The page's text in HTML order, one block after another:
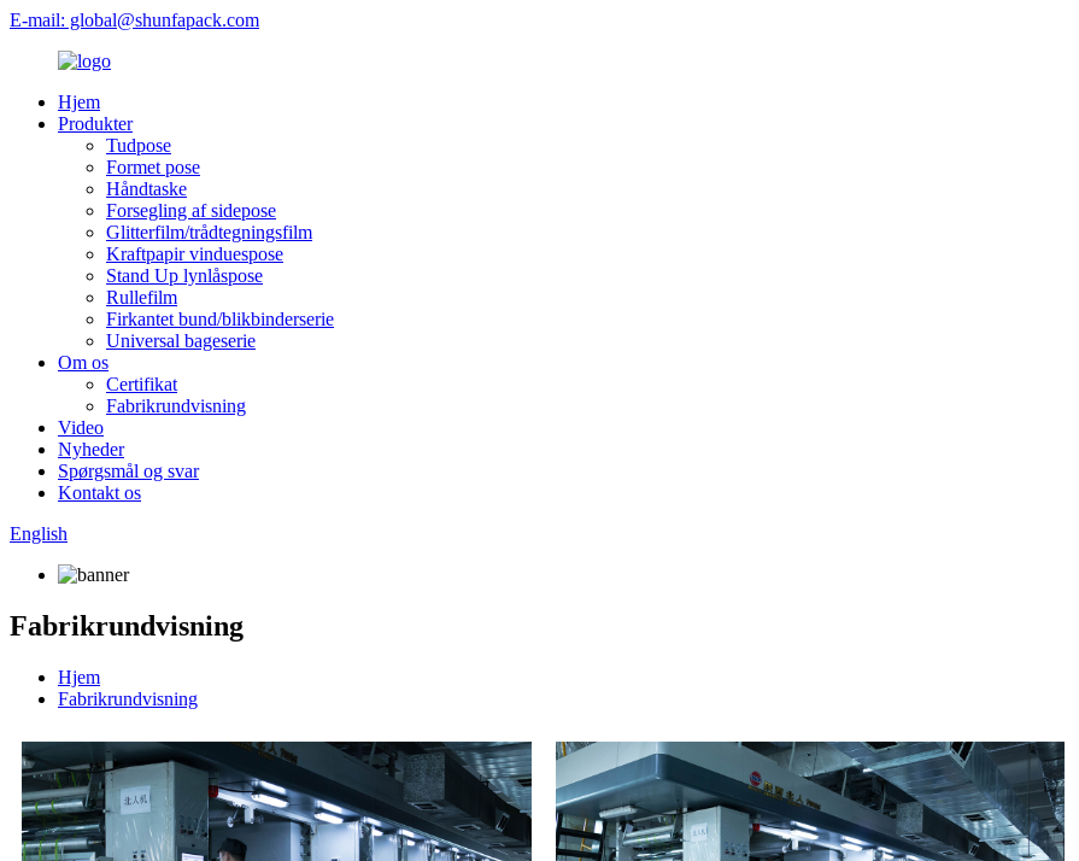
E-mail: global@shunfapack.com
Hjem
Produkter
Tudpose
Formet pose
Håndtaske
Forsegling af sidepose
Glitterfilm/trådtegningsfilm
Kraftpapir vinduespose
Stand Up lynlåspose
Rullefilm
Firkantet bund/blikbinderserie
Universal bageserie
Om os
Certifikat
Fabrikrundvisning
Video
Nyheder
Spørgsmål og svar
Kontakt os
English
Fabrikrundvisning
Hjem
Fabrikrundvisning